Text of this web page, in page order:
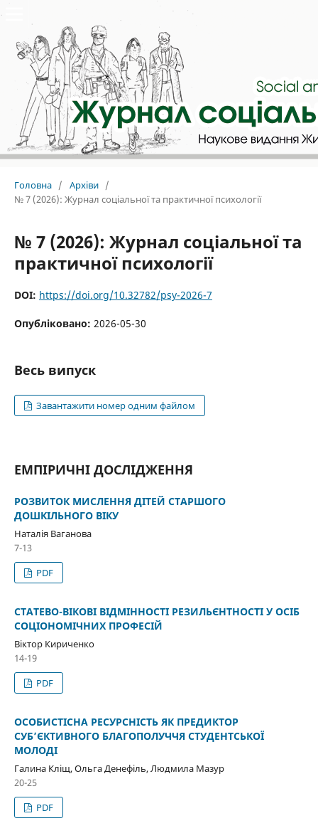
Головна / Архіви /
№ 7 (2026): Журнал соціальної та практичної психології
№ 7 (2026): Журнал соціальної та
практичної психології
DOI: https://doi.org/10.32782/psy-2026-7
Опубліковано: 2026-05-30
Весь випуск
Завантажити номер одним файлом
ЕМПІРИЧНІ ДОСЛІДЖЕННЯ
РОЗВИТОК МИСЛЕННЯ ДІТЕЙ СТАРШОГО
ДОШКІЛЬНОГО ВІКУ
Наталія Ваганова
7-13
PDF
СТАТЕВО-ВІКОВІ ВІДМІННОСТІ РЕЗИЛЬЄНТНОСТІ У ОСІБ
СОЦІОНОМІЧНИХ ПРОФЕСІЙ
Віктор Кириченко
14-19
PDF
ОСОБИСТІСНА РЕСУРСНІСТЬ ЯК ПРЕДИКТОР
СУБ’ЄКТИВНОГО БЛАГОПОЛУЧЧЯ СТУДЕНТСЬКОЇ
МОЛОДІ
Галина Кліщ, Ольга Денефіль, Людмила Мазур
20-25
PDF